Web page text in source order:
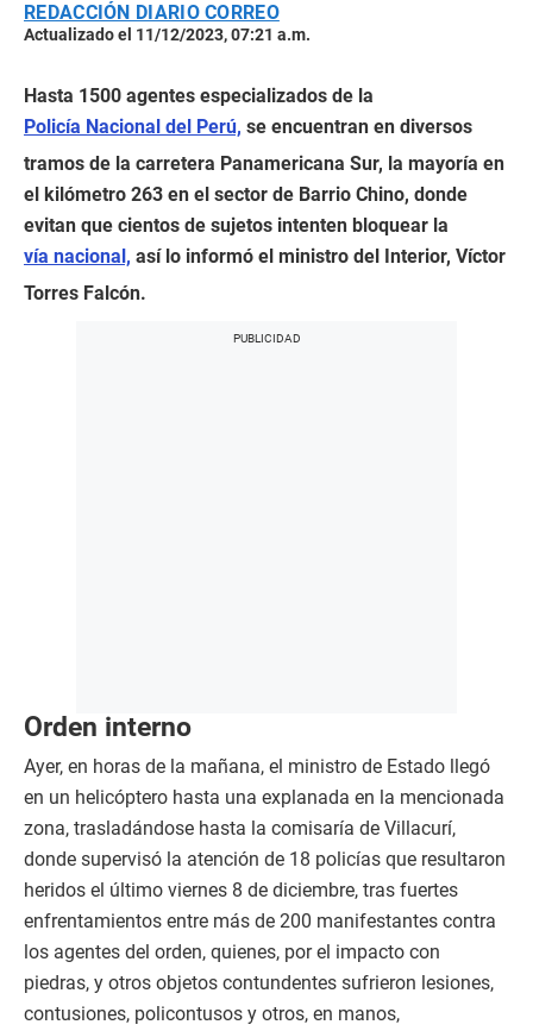
REDACCIÓN DIARIO CORREO
Actualizado el 11/12/2023, 07:21 a.m.
Hasta 1500 agentes especializados de la
Policía Nacional del Perú, se encuentran en diversos
tramos de la carretera Panamericana Sur, la mayoría en
el kilómetro 263 en el sector de Barrio Chino, donde
evitan que cientos de sujetos intenten bloquear la
vía nacional, así lo informó el ministro del Interior, Víctor
Torres Falcón.
Orden interno
Ayer, en horas de la mañana, el ministro de Estado llegó
en un helicóptero hasta una explanada en la mencionada
zona, trasladándose hasta la comisaría de Villacurí,
donde supervisó la atención de 18 policías que resultaron
heridos el último viernes 8 de diciembre, tras fuertes
enfrentamientos entre más de 200 manifestantes contra
los agentes del orden, quienes, por el impacto con
piedras, y otros objetos contundentes sufrieron lesiones,
contusiones, policontusos y otros, en manos,